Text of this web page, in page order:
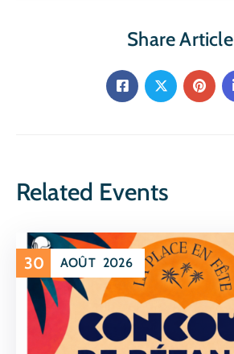
Share Article
Related Events
30 AOÛT 2026